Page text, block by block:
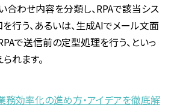
合わせ内容を分類し、RPAで該当シス
行う、あるいは、生成AIでメール文面
で送信前の定型処理を行う、といっ
れます。
業務効率化の進め方・アイデアを徹底解